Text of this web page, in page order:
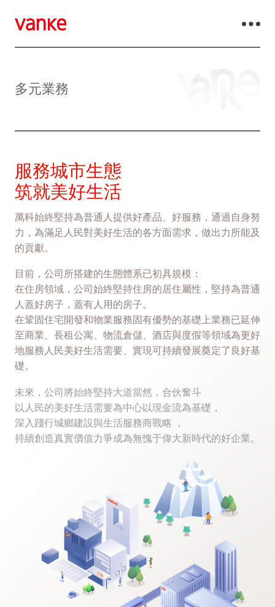
多元業務
服務城市生態
筑就美好生活
萬科始終堅持為普通人提供好產品、好服務，通過自身努
力，為滿足人民對美好生活的各方面需求，做出力所能及
的貢獻。
目前，公司所搭建的生態體系已初具規模：
在住房領域，公司始終堅持住房的居住屬性，堅持為普通
人蓋好房子，蓋有人用的房子。
在鞏固住宅開發和物業服務固有優勢的基礎上業務已延伸
至商業、長租公寓、物流倉儲、酒店與度假等領域為更好
地服務人民美好生活需要、實現可持續發展奠定了良好基
礎。
未來，公司將始終堅持大道當然，合伙奮斗
以人民的美好生活需要為中心以現金流為基礎，
深入踐行城鄉建設與生活服務商戰略 ，
持續創造真實價值力爭成為無愧于偉大新時代的好企業。